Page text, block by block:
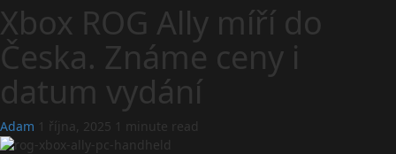
Xbox ROG Ally míří do
Česka. Známe ceny i
datum vydání
Adam 1 října, 2025 1 minute read